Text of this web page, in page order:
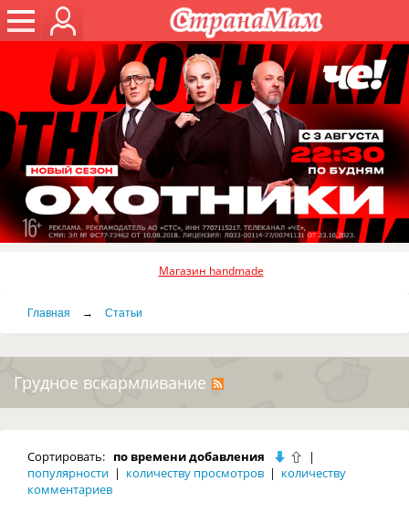
Магазин handmade
Главная → Статьи
Грудное вскармливание
Сортировать: по времени добавления
|
популярности | количеству просмотров | количеству
комментариев